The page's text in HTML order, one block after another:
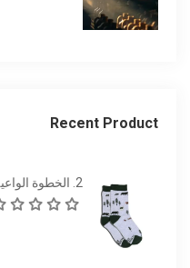
Recent Product
2. الخطوة الواعية